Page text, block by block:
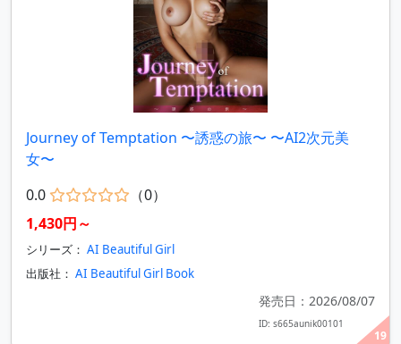
19
Journey of Temptation 〜誘惑の旅〜 〜AI2次元美
女〜
0.0
（0）
1,430円～
シリーズ： AI Beautiful Girl
出版社： AI Beautiful Girl Book
発売日：2026/08/07
ID: s665aunik00101